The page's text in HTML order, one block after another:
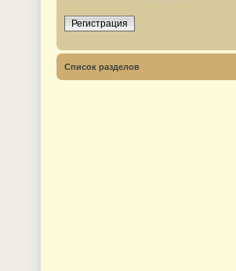
Регистрация
Список разделов